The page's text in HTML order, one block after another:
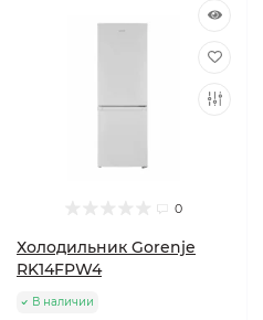
0
Холодильник Gorenje
RK14FPW4
В наличии